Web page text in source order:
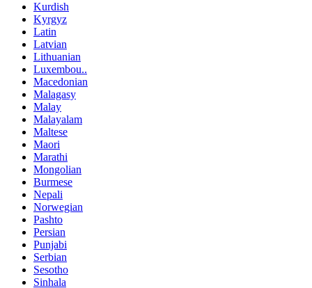
Kurdish
Kyrgyz
Latin
Latvian
Lithuanian
Luxembou..
Macedonian
Malagasy
Malay
Malayalam
Maltese
Maori
Marathi
Mongolian
Burmese
Nepali
Norwegian
Pashto
Persian
Punjabi
Serbian
Sesotho
Sinhala